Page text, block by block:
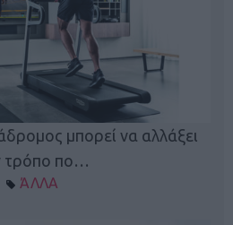
μπορεί να αλλάξει
τρόπο πο…
ΆΛΛΑ